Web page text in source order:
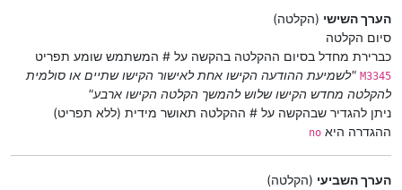
הערך השישי (הקלטה)
סיום הקלטה
כברירת מחדל בסיום ההקלטה בהקשה על # המשתמש שומע תפריט
M3345 "לשמיעת ההודעה הקישו אחת לאישור הקישו שתיים או סולמית
להקלטה מחדש הקישו שלוש להמשך הקלטה הקישו ארבע"
ניתן להגדיר שבהקשה על # ההקלטה תאושר מידית (ללא תפריט)
ההגדרה היא no
הערך השביעי (הקלטה)